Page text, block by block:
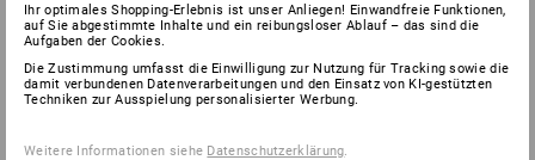
Ihr optimales Shopping-Erlebnis ist unser Anliegen! Einwandfreie Funktionen,
auf Sie abgestimmte Inhalte und ein reibungsloser Ablauf – das sind die
Aufgaben der Cookies.
Die Zustimmung umfasst die Einwilligung zur Nutzung für Tracking sowie die
damit verbundenen Datenverarbeitungen und den Einsatz von KI-gestützten
Techniken zur Ausspielung personalisierter Werbung.
Weitere Informationen siehe Datenschutzerklärung